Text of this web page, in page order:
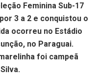
Feminina Sub-17
3 a 2 e conquistou o
ocorreu no Estádio
no Paraguai.
foi campeã